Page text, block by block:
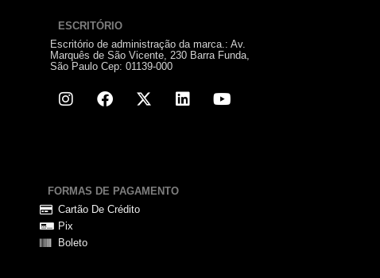
ESCRITÓRIO
Escritório de administração da marca.: Av.
Marquês de São Vicente, 230 Barra Funda,
São Paulo Cep: 01139-000
FORMAS DE PAGAMENTO
Cartão De Crédito
Pix
Boleto